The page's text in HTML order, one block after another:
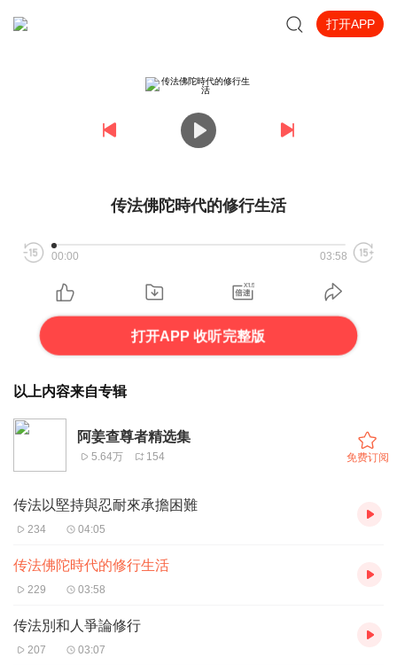
打开APP
传法佛陀時代的修行生活
00:00 03:58
打开APP 收听完整版
以上内容来自专辑
阿姜查尊者精选集
5.64万 154 免费订阅
传法以堅持與忍耐來承擔困難
234 04:05
传法佛陀時代的修行生活
229 03:58
传法別和人爭論修行
207 03:07